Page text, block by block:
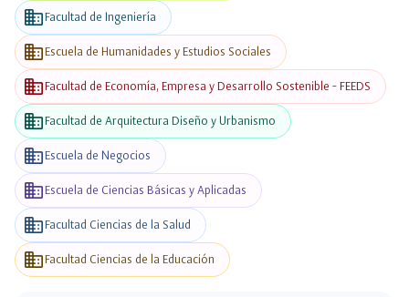
businessFacultad de Ingeniería
businessEscuela de Humanidades y Estudios Sociales
businessFacultad de Economía, Empresa y Desarrollo Sostenible - FEEDS
businessFacultad de Arquitectura Diseño y Urbanismo
businessEscuela de Negocios
businessEscuela de Ciencias Básicas y Aplicadas
businessFacultad Ciencias de la Salud
businessFacultad Ciencias de la Educación